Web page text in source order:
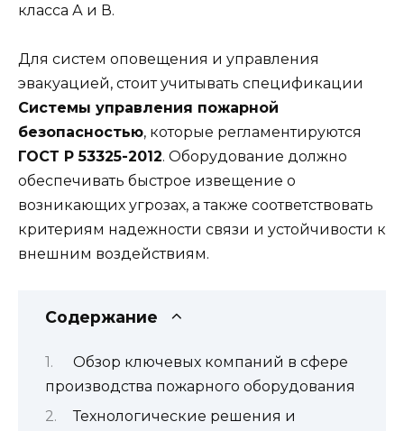
класса А и В.
Для систем оповещения и управления
эвакуацией, стоит учитывать спецификации
Системы управления пожарной
безопасностью, которые регламентируются
ГОСТ Р 53325-2012. Оборудование должно
обеспечивать быстрое извещение о
возникающих угрозах, а также соответствовать
критериям надежности связи и устойчивости к
внешним воздействиям.
Содержание
Обзор ключевых компаний в сфере
производства пожарного оборудования
Технологические решения и